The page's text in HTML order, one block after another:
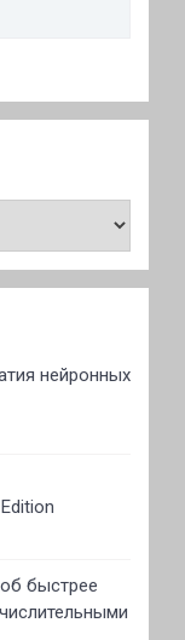
нейронных
быстрее